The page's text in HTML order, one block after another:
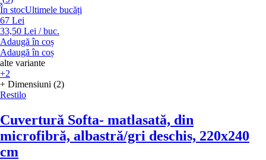
În stocUltimele bucăți
67 Lei
33,50 Lei / buc.
Adaugă în coș
Adaugă în coș
alte variante
+2
+ Dimensiuni (2)
Restilo
Cuvertură Softa- matlasată, din
microfibră, albastră/gri deschis, 220x240
cm